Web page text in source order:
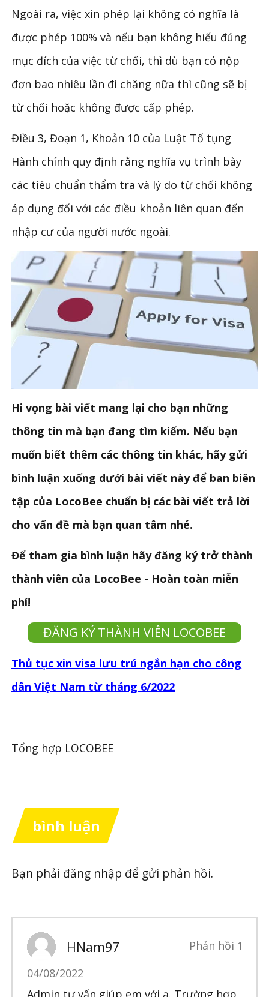
Ngoài ra, việc xin phép lại không có nghĩa là
được phép 100% và nếu bạn không hiểu đúng
mục đích của việc từ chối, thì dù bạn có nộp
đơn bao nhiêu lần đi chăng nữa thì cũng sẽ bị
từ chối hoặc không được cấp phép.
Điều 3, Đoạn 1, Khoản 10 của Luật Tố tụng
Hành chính quy định rằng nghĩa vụ trình bày
các tiêu chuẩn thẩm tra và lý do từ chối không
áp dụng đối với các điều khoản liên quan đến
nhập cư của người nước ngoài.
Hi vọng bài viết mang lại cho bạn những
thông tin mà bạn đang tìm kiếm. Nếu bạn
muốn biết thêm các thông tin khác, hãy gửi
bình luận xuống dưới bài viết này để ban biên
tập của LocoBee chuẩn bị các bài viết trả lời
cho vấn đề mà bạn quan tâm nhé.
Để tham gia bình luận hãy đăng ký trở thành
thành viên của LocoBee - Hoàn toàn miễn
phí!
ĐĂNG KÝ THÀNH VIÊN LOCOBEE
Thủ tục xin visa lưu trú ngắn hạn cho công
dân Việt Nam từ tháng 6/2022
Tổng hợp LOCOBEE
bình luận
Bạn phải đăng nhập để gửi phản hồi.
HNam97
04/08/2022
Phản hồi 1